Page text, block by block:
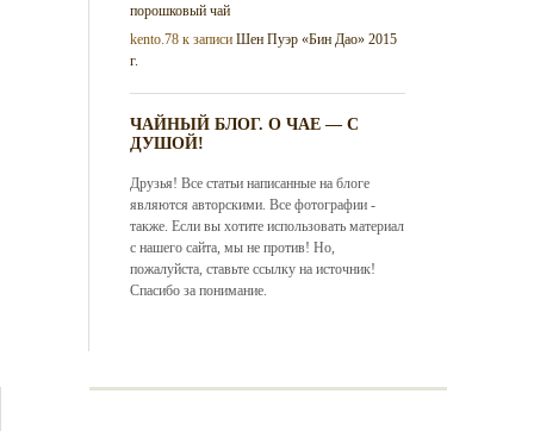
порошковый чай
kento.78 к записиШен Пуэр «Бин Дао» 2015
г.
ЧАЙНЫЙ БЛОГ. О ЧАЕ — С
ДУШОЙ!
Друзья! Все статьи написанные на блоге
являются авторскими. Все фотографии -
также. Если вы хотите использовать материал
с нашего сайта, мы не против! Но,
пожалуйста, ставьте ссылку на источник!
Спасибо за понимание.